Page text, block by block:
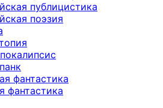
публицистика
поэзия
фантастика
фантастика